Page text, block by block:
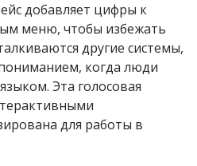
добавляет цифры к
меню, чтобы избежать
другие системы,
когда люди
Эта голосовая
для работы в